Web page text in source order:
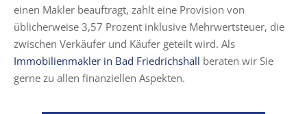
einen Makler beauftragt, zahlt eine Provision von
üblicherweise 3,57 Prozent inklusive Mehrwertsteuer, die
zwischen Verkäufer und Käufer geteilt wird. Als
Immobilienmakler in Bad Friedrichshall beraten wir Sie
gerne zu allen finanziellen Aspekten.